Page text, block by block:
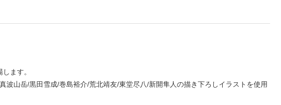
ます。
山岳/黒田雪成/巻島裕介/荒北靖友/東堂尽八/新開隼人の描き下ろしイラストを使用